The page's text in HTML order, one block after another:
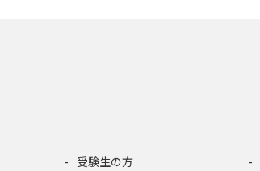
受験生の方